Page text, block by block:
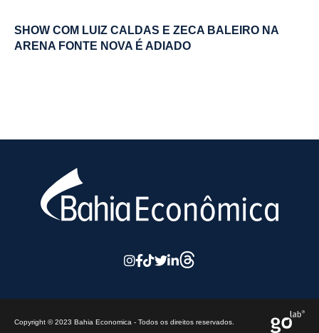
SHOW COM LUIZ CALDAS E ZECA BALEIRO NA
ARENA FONTE NOVA É ADIADO
Copyright © 2023 Bahia Economica - Todos os direitos reservados.